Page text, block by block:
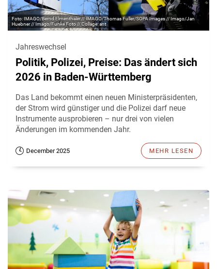
IMAGO/Bernd Elmenthaler // IMAGO/Thomas Fuller/SOPA Images // Imago/Jan
Huebner // Imago/Funke Foto // Collage: ant
Jahreswechsel
Politik, Polizei, Preise: Das ändert sich
2026 in Baden-Württemberg
Das Land bekommt einen neuen Ministerpräsidenten,
der Strom wird günstiger und die Polizei darf neue
Instrumente ausprobieren – nur drei von vielen
Änderungen im kommenden Jahr.
December 2025 MEHR LESEN